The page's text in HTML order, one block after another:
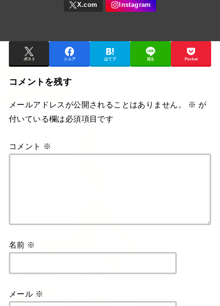
ポスト シェア はてブ 送る Pocket
コメントを残す
メールアドレスが公開されることはありません。 ※ が
付いている欄は必須項目です
コメント ※
名前 ※
メール ※